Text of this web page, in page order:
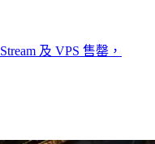
及 VPS 售罄，